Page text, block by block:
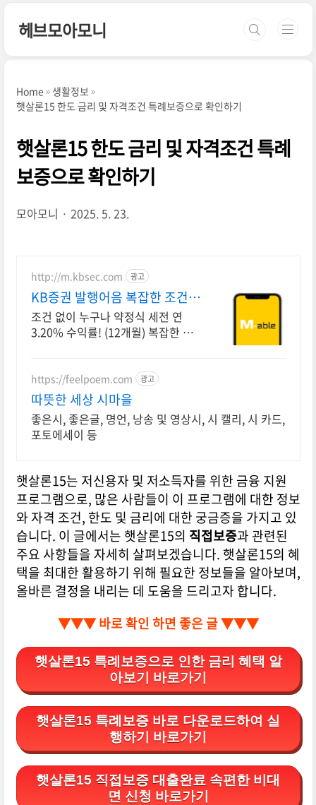
헤브모아모니
Home
생활정보
햇살론15 한도 금리 및 자격조건 특례보증으로 확인하기
햇살론15 한도 금리 및 자격조건 특례
보증으로 확인하기
모아모니 2025. 5. 23.
http://m.kbsec.com 광고
KB증권 발행어음 복잡한 조건없
이 누구나
조건 없이 누구나 약정식 세전 연
3.20% 수익률! (12개월) 복잡한 가
https://feelpoem.com 광고
따뜻한 세상 시마을
좋은시, 좋은글, 명언, 낭송 및 영상시, 시 캘리, 시 카드,
포토에세이 등
햇살론15는 저신용자 및 저소득자를 위한 금융 지원
프로그램으로, 많은 사람들이 이 프로그램에 대한 정보
와 자격 조건, 한도 및 금리에 대한 궁금증을 가지고 있
습니다. 이 글에서는 햇살론15의 직접보증과 관련된
주요 사항들을 자세히 살펴보겠습니다. 햇살론15의 혜
택을 최대한 활용하기 위해 필요한 정보들을 알아보며,
올바른 결정을 내리는 데 도움을 드리고자 합니다.
▼▼▼ 바로 확인 하면 좋은 글 ▼▼▼
햇살론15 특례보증으로 인한 금리 혜택 알
아보기 바로가기
햇살론15 특례보증 바로 다운로드하여 실
행하기 바로가기
햇살론15 직접보증 대출완료 속편한 비대
면 신청 바로가기